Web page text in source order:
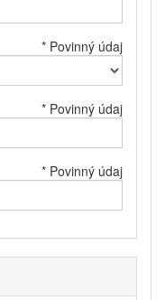
* Povinný údaj
* Povinný údaj
* Povinný údaj